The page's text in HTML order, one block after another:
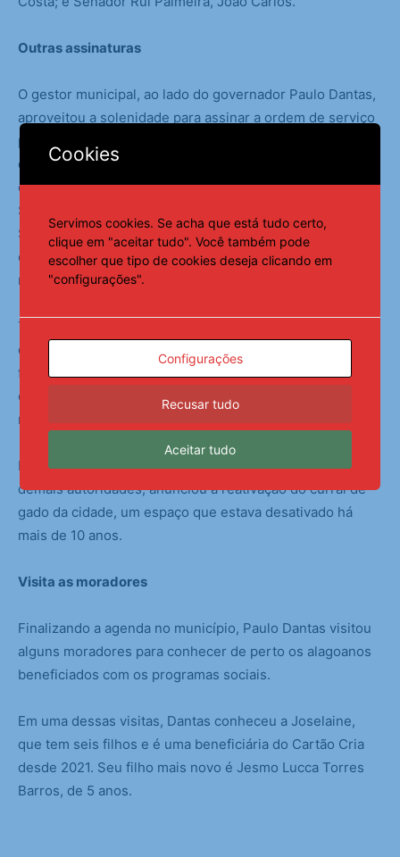
Outras assinaturas
O gestor municipal, ao lado do governador Paulo Dantas,
aproveitou a solenidade para assinar a ordem de serviço
para a construção de um pórtico de entrada da cidade e
de um novo cemitério municipal. Além disso, autorizou a
construção de cinco novas praças nos bairros Brisa da
Serra, Maria Fernandes, Antônio Pinto, Bananeiras e
Santo Antônio, assim como a aquisição de quatro ônibus
escolares para reforçar a frota municipal e de cinco
novas ambulâncias.
Também foi assinada a autorização para a aquisição de
duas ensiladeiras, destinadas ao apoio da agricultura
familiar em Olho d’Água das Flores, e a autorização para a
compra de um veículo para o instituto de previdência do
município.
Finalizando a solenidade, o prefeito Zé Luiz, ao lado das
demais autoridades, anunciou a reativação do curral de
gado da cidade, um espaço que estava desativado há
mais de 10 anos.
Visita as moradores
Finalizando a agenda no município, Paulo Dantas visitou
alguns moradores para conhecer de perto os alagoanos
beneficiados com os programas sociais.
Em uma dessas visitas, Dantas conheceu a Joselaine,
que tem seis filhos e é uma beneficiária do Cartão Cria
desde 2021. Seu filho mais novo é Jesmo Lucca Torres
Barros, de 5 anos.
Cookies
Servimos cookies. Se acha que está tudo certo,
clique em "aceitar tudo". Você também pode
escolher que tipo de cookies deseja clicando em
"configurações".
Configurações
Recusar tudo
Aceitar tudo